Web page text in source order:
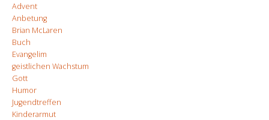
Advent
Anbetung
Brian McLaren
Buch
Evangelim
geistlichen Wachstum
Gott
Humor
Jugendtreffen
Kinderarmut